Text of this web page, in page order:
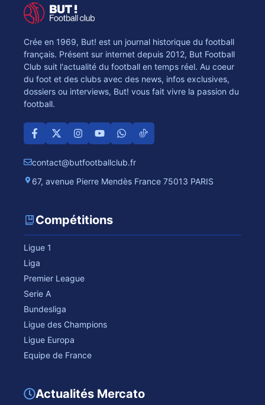
Crée en 1969, But! est un journal historique du football
français. Présent sur internet depuis 2012, But Football
Club suit l'actualité du football en temps réel. Au coeur
du foot et des clubs avec des news, infos exclusives,
dossiers ou interviews, But! vous fait vivre la passion du
football.
contact@butfootballclub.fr
67, avenue Pierre Mendès France 75013 PARIS
Compétitions
Ligue 1
Liga
Premier League
Serie A
Bundesliga
Ligue des Champions
Ligue Europa
Equipe de France
Actualités Mercato